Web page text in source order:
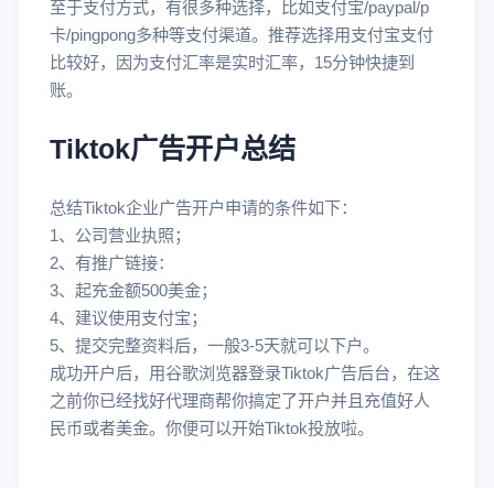
至于支付方式，有很多种选择，比如支付宝/paypal/p
卡/pingpong多种等支付渠道。推荐选择用支付宝支付
比较好，因为支付汇率是实时汇率，15分钟快捷到
账。
Tiktok广告开户总结
总结Tiktok企业广告开户申请的条件如下：
1、公司营业执照；
2、有推广链接：
3、起充金额500美金；
4、建议使用支付宝；
5、提交完整资料后，一般3-5天就可以下户。
成功开户后，用谷歌浏览器登录Tiktok广告后台，在这
之前你已经找好代理商帮你搞定了开户并且充值好人
民币或者美金。你便可以开始Tiktok投放啦。